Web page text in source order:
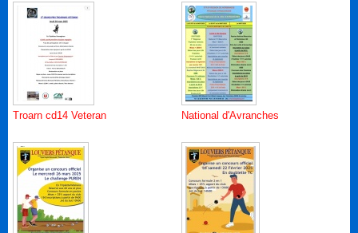
Troarn cd14 Veteran National d'Avranches